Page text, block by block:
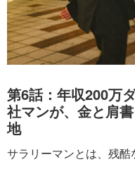
第6話：年収200万
社マンが、金と肩
地
サラリーマンとは、残酷